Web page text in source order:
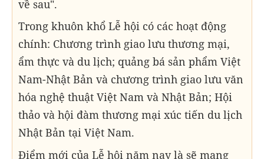
về sau".
Trong khuôn khổ Lễ hội có các hoạt động
chính: Chương trình giao lưu thương mại,
ẩm thực và du lịch; quảng bá sản phẩm Việt
Nam-Nhật Bản và chương trình giao lưu văn
hóa nghệ thuật Việt Nam và Nhật Bản; Hội
thảo và hội đàm thương mại xúc tiến du lịch
Nhật Bản tại Việt Nam.
Điểm mới của Lễ hội năm nay là sẽ mang